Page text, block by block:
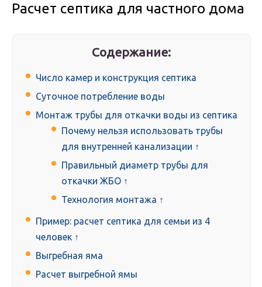
Расчет септика для частного дома
Содержание:
Число камер и конструкция септика
Суточное потребление воды
Монтаж трубы для откачки воды из септика
Почему нельзя использовать трубы
для внутренней канализации ↑
Правильный диаметр трубы для
откачки ЖБО ↑
Технология монтажа ↑
Пример: расчет септика для семьи из 4
человек ↑
Выгребная яма
Расчет выгребной ямы